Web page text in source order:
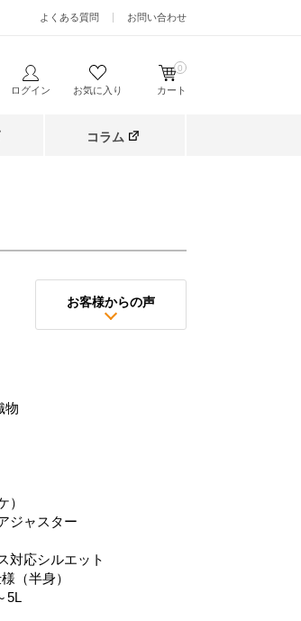
よくある質問 お問い合わせ
ログイン お気に入り カート
0
コラム
お客様からの声
物
）
ジャスター
対応シルエット
（半身）
5L